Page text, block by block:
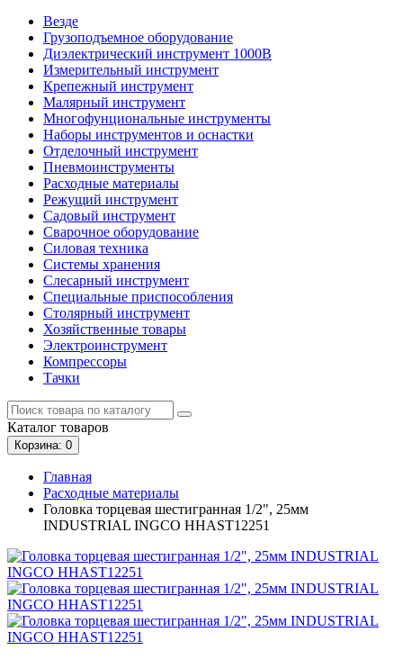
Везде
Грузоподъемное оборудование
Диэлектрический инструмент 1000В
Измерительный инструмент
Крепежный инструмент
Малярный инструмент
Многофунциональные инструменты
Наборы инструментов и оснастки
Отделочный инструмент
Пневмоинструменты
Расходные материалы
Режущий инструмент
Садовый инструмент
Сварочное оборудование
Силовая техника
Системы хранения
Слесарный инструмент
Специальные приспособления
Столярный инструмент
Хозяйственные товары
Электроинструмент
Компрессоры
Тачки
Каталог товаров
Корзина: 0
Главная
Расходные материалы
Головка торцевая шестигранная 1/2", 25мм
INDUSTRIAL INGCO HHAST12251